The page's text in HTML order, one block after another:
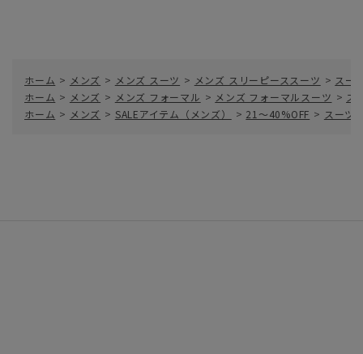
ホーム > メンズ > メンズ スーツ > メンズ スリーピーススーツ > スー
ホーム > メンズ > メンズ フォーマル > メンズ フォーマルスーツ > ス
ホーム > メンズ > SALEアイテム（メンズ） > 21～40%OFF > スーツ